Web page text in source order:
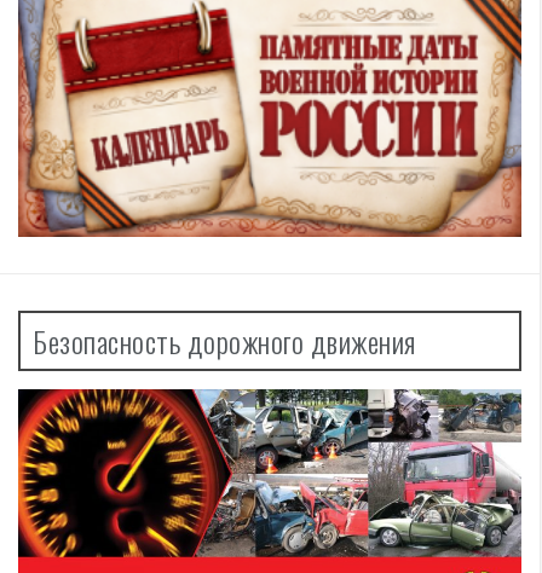
Безопасность дорожного движения